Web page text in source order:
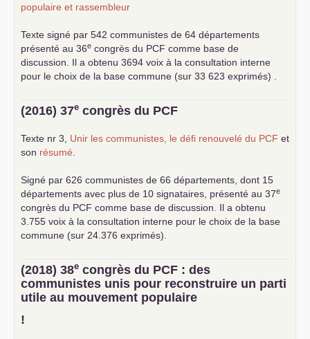
populaire et rassembleur
Texte signé par 542 communistes de 64 départements
présenté au 36e congrès du PCF comme base de
discussion. Il a obtenu 3694 voix à la consultation interne
pour le choix de la base commune (sur 33 623 exprimés) .
(2016) 37e congrès du PCF
Texte nr 3, Unir les communistes, le défi renouvelé du PCF et
son résumé
Signé par 626 communistes de 66 départements, dont 15
départements avec plus de 10 signataires, présenté au 37e
congrès du PCF comme base de discussion. Il a obtenu
3.755 voix à la consultation interne pour le choix de la base
commune (sur 24.376 exprimés).
(2018) 38e congrès du PCF : des
communistes unis pour reconstruire un parti
utile au mouvement populaire
!